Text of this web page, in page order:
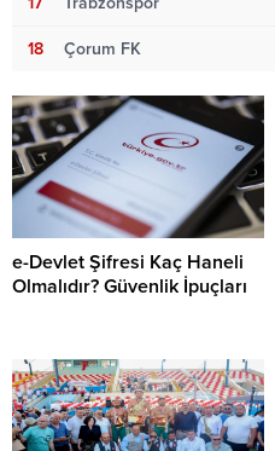
18 Çorum FK
e-Devlet Şifresi Kaç Haneli
Olmalıdır? Güvenlik İpuçları